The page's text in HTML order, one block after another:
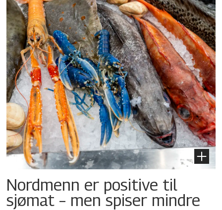
Nordmenn er positive til
sjømat – men spiser mindre